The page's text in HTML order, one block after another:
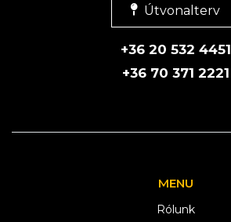
Útvonalterv
+36 20 532 4451
+36 70 371 2221
MENU
Rólunk